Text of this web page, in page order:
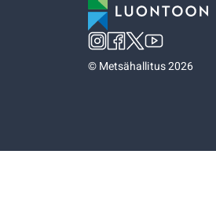
©Metsähallitus 2026